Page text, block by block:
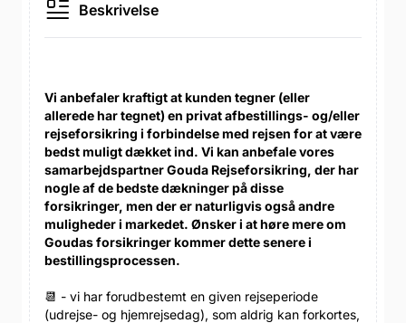
Beskrivelse
Vi anbefaler kraftigt at kunden tegner (eller
allerede har tegnet) en privat afbestillings- og/eller
rejseforsikring i forbindelse med rejsen for at være
bedst muligt dækket ind. Vi kan anbefale vores
samarbejdspartner Gouda Rejseforsikring, der har
nogle af de bedste dækninger på disse
forsikringer, men der er naturligvis også andre
muligheder i markedet. Ønsker i at høre mere om
Goudas forsikringer kommer dette senere i
bestillingsprocessen.
📆 - vi har forudbestemt en given rejseperiode
(udrejse- og hjemrejsedag), som aldrig kan forkortes,